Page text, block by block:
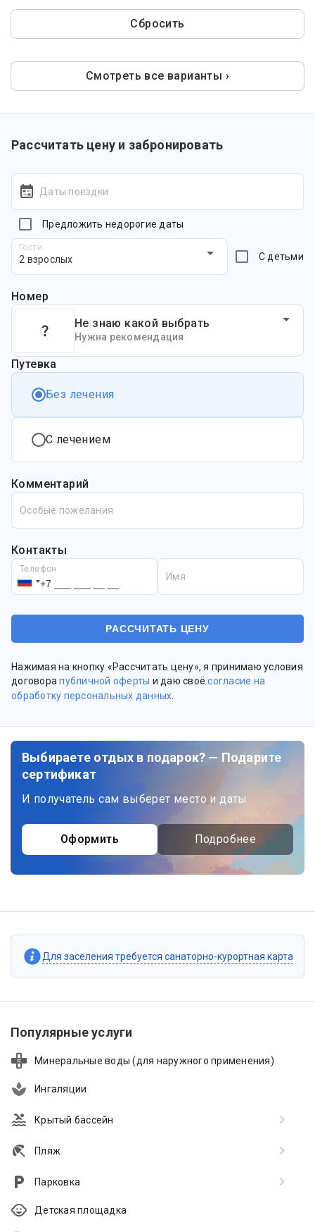
Сбросить
Смотреть все варианты ›
Рассчитать цену и забронировать
Даты поездки
Предложить недорогие даты
Гости
2 взрослых С детьми
Номер
Не знаю какой выбрать
Нужна рекомендация
Путевка
Без лечения
С лечением
Комментарий
Особые пожелания
Контакты
Телефон
Имя
Нажимая на кнопку «Рассчитать цену», я принимаю условия
договорапубличной оферты и даю своёсогласие на
обработку персональных данных
Выбираете отдых в подарок? — Подарите
сертификат
И получатель сам выберет место и даты
Оформить Подробнее
Для заселения требуется санаторно-курортная карта
Популярные услуги
Минеральные воды (для наружного применения)
Ингаляции
Крытый бассейн
Пляж
Парковка
Детская площадка